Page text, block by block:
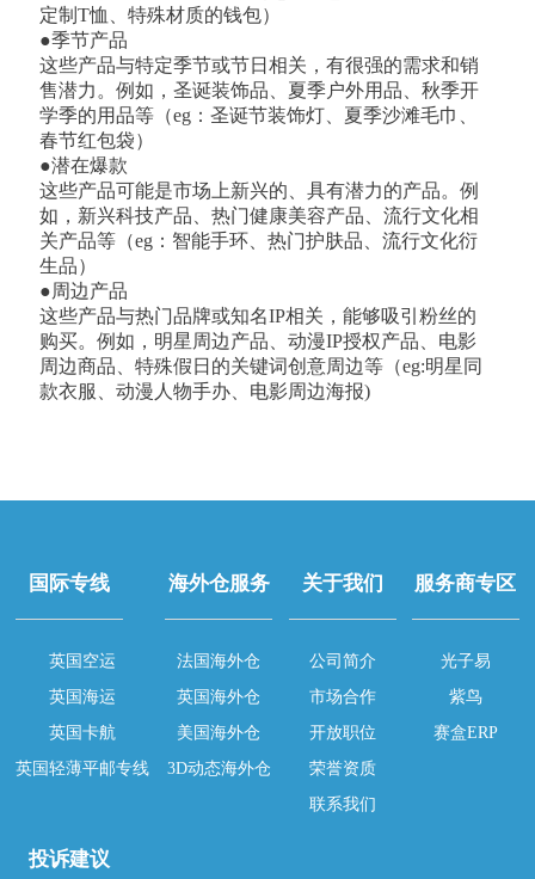
定制T恤、特殊材质的钱包）
●季节产品
这些产品与特定季节或节日相关，有很强的需求和销
售潜力。例如，圣诞装饰品、夏季户外用品、秋季开
学季的用品等（eg：圣诞节装饰灯、夏季沙滩毛巾、
春节红包袋）
●潜在爆款
这些产品可能是市场上新兴的、具有潜力的产品。例
如，新兴科技产品、热门健康美容产品、流行文化相
关产品等（eg：智能手环、热门护肤品、流行文化衍
生品）
●周边产品
这些产品与热门品牌或知名IP相关，能够吸引粉丝的
购买。例如，明星周边产品、动漫IP授权产品、电影
周边商品、特殊假日的关键词创意周边等（eg:明星同
款衣服、动漫人物手办、电影周边海报)
国际专线
英国空运
英国海运
英国卡航
英国轻薄平邮专线
海外仓服务
法国海外仓
英国海外仓
美国海外仓
3D动态海外仓
关于我们
公司简介
市场合作
开放职位
荣誉资质
联系我们
服务商专区
光子易
紫鸟
赛盒ERP
投诉建议